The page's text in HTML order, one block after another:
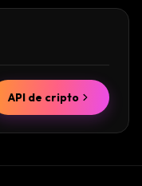
API de cripto